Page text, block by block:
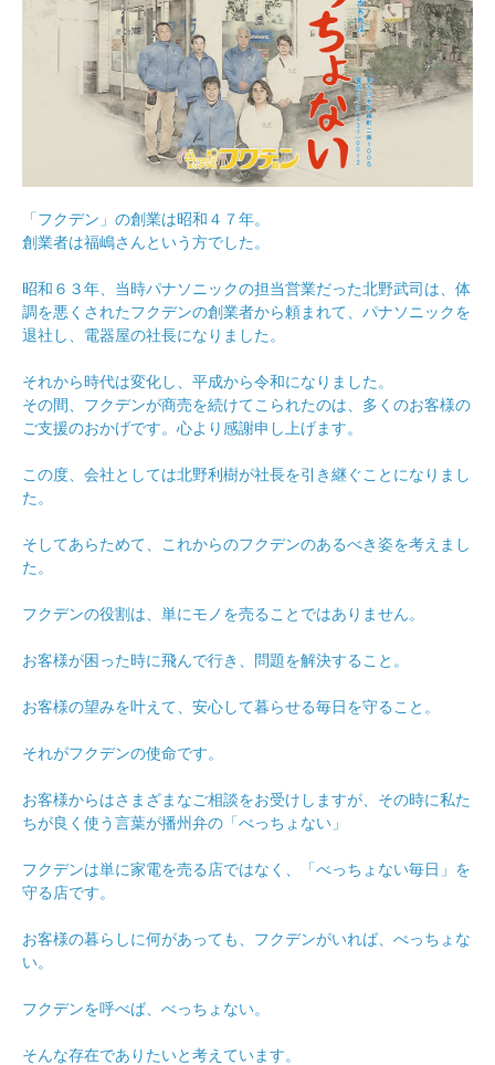
「フクデン」の創業は昭和４７年。
創業者は福嶋さんという方でした。
昭和６３年、当時パナソニックの担当営業だった北野武司は、体
調を悪くされたフクデンの創業者から頼まれて、パナソニックを
退社し、電器屋の社長になりました。
それから時代は変化し、平成から令和になりました。
その間、フクデンが商売を続けてこられたのは、多くのお客様の
ご支援のおかげです。心より感謝申し上げます。
この度、会社としては北野利樹が社長を引き継ぐことになりまし
た。
そしてあらためて、これからのフクデンのあるべき姿を考えまし
た。
フクデンの役割は、単にモノを売ることではありません。
お客様が困った時に飛んで行き、問題を解決すること。
お客様の望みを叶えて、安心して暮らせる毎日を守ること。
それがフクデンの使命です。
お客様からはさまざまなご相談をお受けしますが、その時に私た
ちが良く使う言葉が播州弁の「べっちょない」
フクデンは単に家電を売る店ではなく、「べっちょない毎日」を
守る店です。
お客様の暮らしに何があっても、フクデンがいれば、べっちょな
い。
フクデンを呼べば、べっちょない。
そんな存在でありたいと考えています。